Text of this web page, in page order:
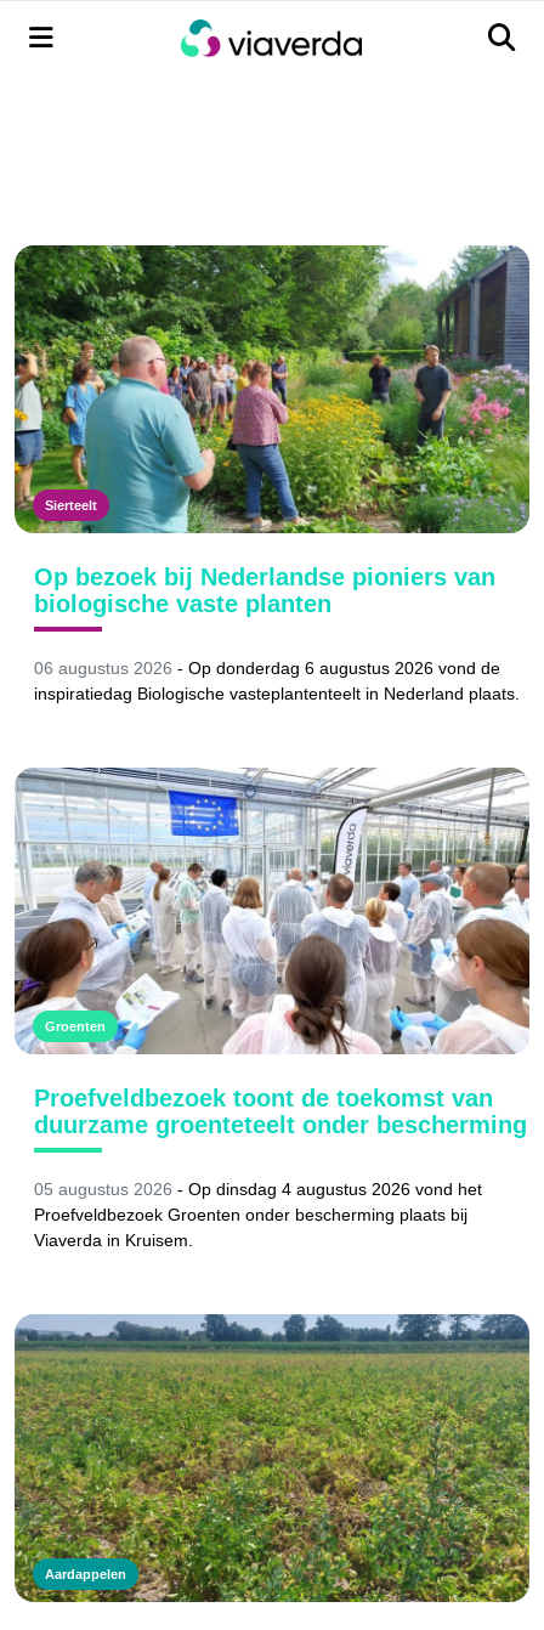
Menu Menu
Sierteelt
Op bezoek bij Nederlandse pioniers van
biologische vaste planten
06 augustus 2026 - Op donderdag 6 augustus 2026 vond de
inspiratiedag Biologische vasteplantenteelt in Nederland plaats.
Groenten
Proefveldbezoek toont de toekomst van
duurzame groenteteelt onder bescherming
05 augustus 2026 - Op dinsdag 4 augustus 2026 vond het
Proefveldbezoek Groenten onder bescherming plaats bij
Viaverda in Kruisem.
Aardappelen